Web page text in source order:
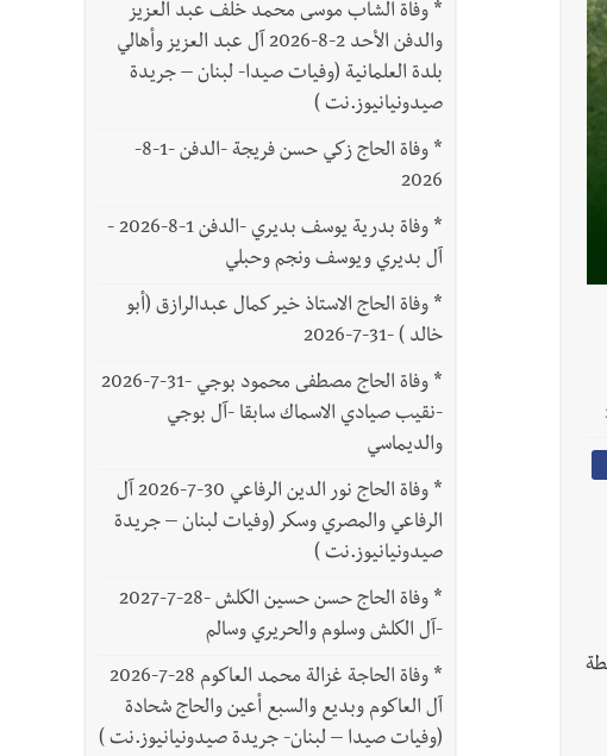
* وفاة الشاب موسى محمد خلف عبد العزيز
والدفن الأحد 2-8-2026 آل عبد العزيز وأهالي
بلدة العلمانية (وفيات صيدا- لبنان – جريدة
صيدونيانيوز.نت )
*
وفاة الحاج زكي حسن فريجة -الدفن -1-8-
2026
*
وفاة بدرية يوسف بديري -الدفن 1-8-2026 -
آل بديري ويوسف ونجم وحبلي
* وفاة الحاج الاستاذ خير كمال عبدالرازق (أبو
خالد ) -31-7-2026
*
وفاة الحاج مصطفى محمود بوجي -31-7-2026
-نقيب صيادي الاسماك سابقا -آل بوجي
والديماسي
*
وفاة الحاج نور الدين الرفاعي 30-7-2026 آل
الرفاعي والمصري وسكر (وفيات لبنان – جريدة
صيدونيانيوز.نت )
*
وفاة الحاج حسن حسين الكلش -28-7-2027
-آل الكلش وسلوم والحريري وسالم
*
وفاة الحاجة غزالة محمد العاكوم 28-7-2026
آل العاكوم وبديع والسبع أعين والحاج شحادة
(وفيات صيدا – لبنان- جريدة صيدونيانيوز.نت )